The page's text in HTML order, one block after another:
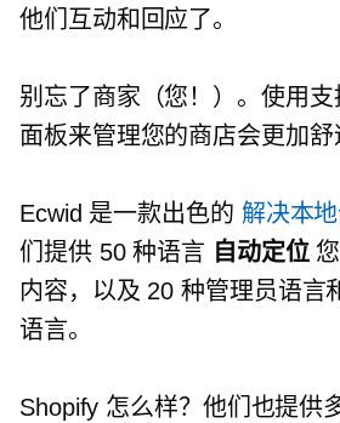
他们互动和回应了。
别忘了商家（您！）。使用
面板来管理您的商店会更加舒
Ecwid 是一款出色的 解决本
们提供 50 种语言 自动定位您
内容，以及 20 种管理员语言
语言。
Shopify 怎么样？他们也提供